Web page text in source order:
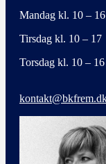
Mandag kl. 10 – 16
Tirsdag kl. 10 – 17
Torsdag kl. 10 – 16